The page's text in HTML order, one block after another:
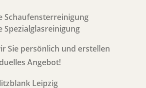
Schaufensterreinigung
Spezialglasreinigung
Sie persönlich und erstellen
Angebot!
Leipzig